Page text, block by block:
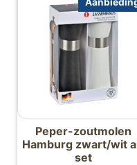
Peper-zoutmolen
Hamburg zwart/wit
set